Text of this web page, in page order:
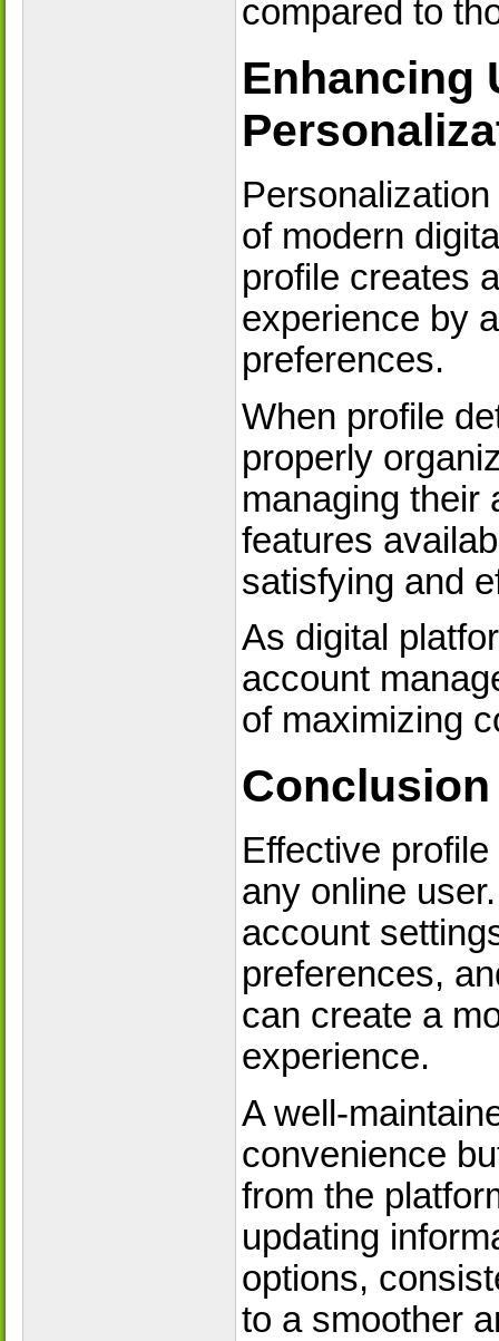
compared to
Enhancing
of modern
profile creates
experience by
preferences.
When profile
properly
managing their
features
satisfying and
As digital
account
of maximizing
Conclusion
Effective
any online
account
preferences,
can create a
experience.
A well-
convenience
from the
updating
options,
to a smoother